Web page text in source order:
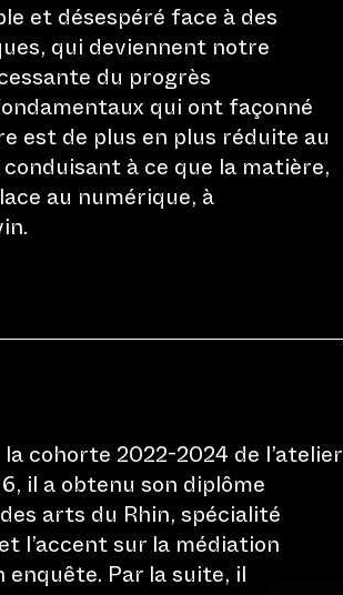
et désespéré face à des
qui deviennent notre
du progrès
qui ont façonné
est de plus en plus réduite au
à ce que la matière,
au numérique, à
cohorte 2022-2024 de l’atelier
il a obtenu son diplôme
arts du Rhin, spécialité
l’accent sur la médiation
Par la suite, il
17
2027
18.00 – 22.00 h